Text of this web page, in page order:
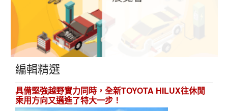
編輯精選
具備堅強越野實力同時，全新TOYOTA HILUX往休閒
乘用方向又邁進了特大一步！